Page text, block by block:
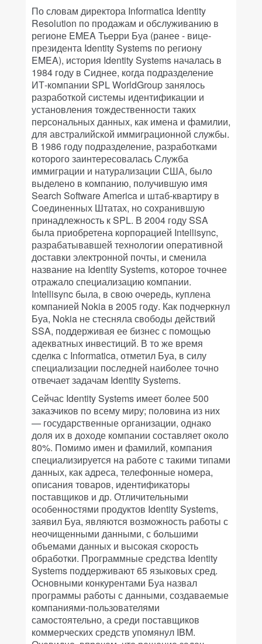
По словам директора Informatica Identity
Resolution по продажам и обслуживанию в
регионе EMEA Тьерри Буа (ранее - вице-
президента Identity Systems по региону
EMEA), история Identity Systems началась в
1984 году в Сиднее, когда подразделение
ИТ-компании SPL WorldGroup занялось
разработкой системы идентификации и
установления тождественности таких
персональных данных, как имена и фамилии,
для австралийской иммиграционной службы.
В 1986 году подразделение, разработками
которого заинтересовалась Служба
иммиграции и натурализации США, было
выделено в компанию, получившую имя
Search Software America и штаб-квартиру в
Соединенных Штатах, но сохранившую
принадлежность к SPL. В 2004 году SSA
была приобретена корпорацией Intellisync,
разрабатывавшей технологии оперативной
доставки электронной почты, и сменила
название на Identity Systems, которое точнее
отражало специализацию компании.
Intellisync была, в свою очередь, куплена
компанией Nokia в 2005 году. Как подчеркнул
Буа, Nokia не стесняла свободы действий
SSA, поддерживая ее бизнес с помощью
адекватных инвестиций. В то же время
сделка с Informatica, отметил Буа, в силу
специализации последней наиболее точно
отвечает задачам Identity Systems.
Сейчас Identity Systems имеет более 500
заказчиков по всему миру; половина из них
— государственные организации, однако
доля их в доходе компании составляет около
80%. Помимо имен и фамилий, компания
специализируется на работе с такими типами
данных, как адреса, телефонные номера,
описания товаров, идентификаторы
поставщиков и др. Отличительными
особенностями продуктов Identity Systems,
заявил Буа, являются возможность работы с
неочищенными данными, с большими
объемами данных и высокая скорость
обработки. Программные средства Identity
Systems поддерживают 65 языковых сред.
Основными конкурентами Буа назвал
программы работы с данными, создаваемые
компаниями-пользователями
самостоятельно, а среди поставщиков
коммерческих средств упомянул IBM.